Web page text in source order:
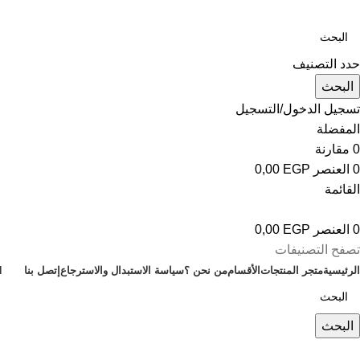
حدد التصنيف
البحث
تسجيل الدخول/التسجيل
المفضلة
0 مقارنة
0 العنصر 0,00 EGP
القائمة
0 العنصر 0,00 EGP
تصفح التصنيفات
الرئيسيةمتجر المنتجات الأقساممن نحن ؟سياسة الاستبدال والاسترجاع إتصل بنا
البحث